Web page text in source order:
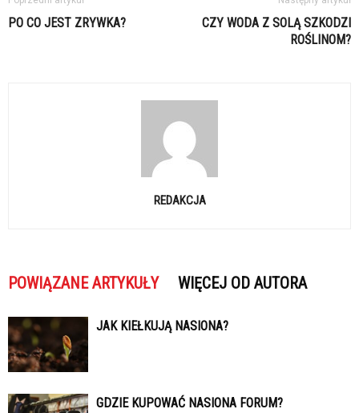
PO CO JEST ZRYWKA?
CZY WODA Z SOLĄ SZKODZI
ROŚLINOM?
REDAKCJA
POWIĄZANE ARTYKUŁY WIĘCEJ OD AUTORA
JAK KIEŁKUJĄ NASIONA?
GDZIE KUPOWAĆ NASIONA FORUM?